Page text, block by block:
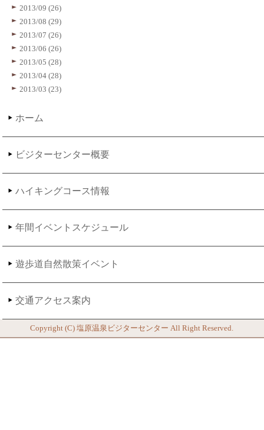
2013/09 (26)
2013/08 (29)
2013/07 (26)
2013/06 (26)
2013/05 (28)
2013/04 (28)
2013/03 (23)
ホーム
ビジターセンター概要
ハイキングコース情報
年間イベントスケジュール
遊歩道自然散策イベント
交通アクセス案内
Copyright (C)塩原温泉ビジターセンター All Right Reserved.